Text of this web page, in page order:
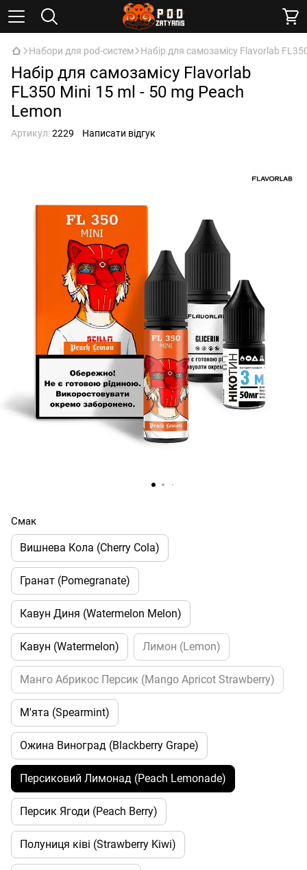
Набори для pod-систем Набір для самозамісу Flavorlab
Набір для самозамісу Flavorlab
FL350 Mini 15 ml - 50 mg Peach
Lemon
Артикул:2229 Написати відгук
Смак
Вишнева Кола (Cherry Cola)
Гранат (Pomegranate)
Кавун Диня (Watermelon Melon)
Кавун (Watermelon) Лимон (Lemon)
Манго Абрикос Персик (Mango Apricot Strawberry)
М'ята (Spearmint)
Ожина Виноград (Blackberry Grape)
Персиковий Лимонад (Peach Lemonade)
Персик Ягоди (Peach Berry)
Полуниця ківі (Strawberry Kiwi)